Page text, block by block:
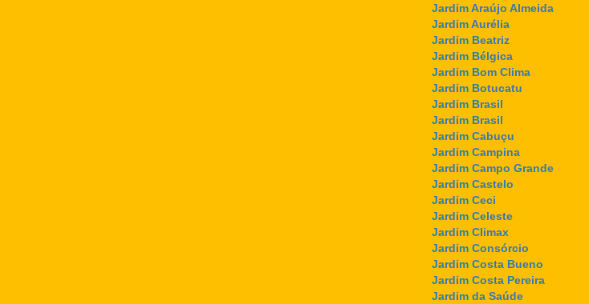
Jardim Araújo Almeida
Jardim Aurélia
Jardim Beatriz
Jardim Bélgica
Jardim Bom Clima
Jardim Botucatu
Jardim Brasil
Jardim Brasil
Jardim Cabuçu
Jardim Campina
Jardim Campo Grande
Jardim Castelo
Jardim Ceci
Jardim Celeste
Jardim Climax
Jardim Consórcio
Jardim Costa Bueno
Jardim Costa Pereira
Jardim da Saúde